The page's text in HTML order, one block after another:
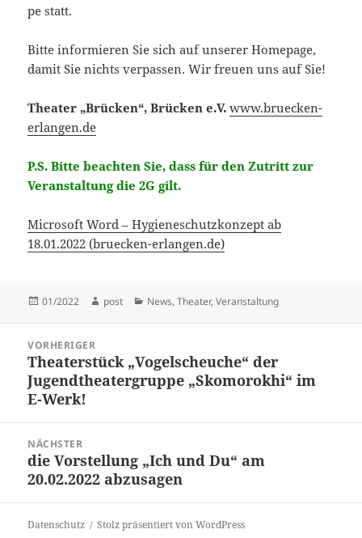
pe statt.
Bitte informieren Sie sich auf unserer Homepage,
damit Sie nichts verpassen. Wir freuen uns auf Sie!
Theater „Brücken“, Brücken e.V.www.bruecken-
erlangen.de
P.S. Bitte beachten Sie, dass für den Zutritt zur
Veranstaltung die 2G gilt.
Microsoft Word – Hygieneschutzkonzept ab
18.01.2022 (bruecken-erlangen.de)
Veröffentlicht
01/2022 Autor
post Kategorien
News,Theater,Veranstaltung
VORHERIGER
Vorheriger
Beitrag:
Theaterstück „Vogelscheuche“ der
Jugendtheatergruppe „Skomorokhi“ im
E-Werk!
NÄCHSTER
Nächster
Beitrag:
die Vorstellung „Ich und Du“ am
20.02.2022 abzusagen
Datenschutz Stolz präsentiert von WordPress